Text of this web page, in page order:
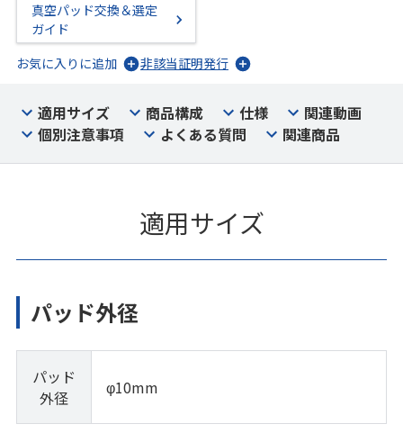
真空パッド交換＆選定
ガイド
お気に入りに追加
非該当証明発行
適用サイズ 商品構成 仕様
関連動画
個別注意事項
よくある質問 関連商品
適用サイズ
パッド外径
パッド
外径
φ10mm